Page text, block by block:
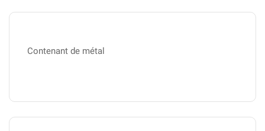
Contenant de métal